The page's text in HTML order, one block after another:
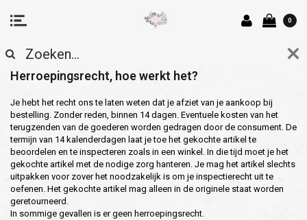
0
HERROEPINGSRECHT
Herroepingsrecht, hoe werkt het?
Je hebt het recht ons te laten weten dat je afziet van je aankoop bij
bestelling. Zonder reden, binnen 14 dagen. Eventuele kosten van het
terugzenden van de goederen worden gedragen door de consument. De
termijn van 14 kalenderdagen laat je toe het gekochte artikel te
beoordelen en te inspecteren zoals in een winkel. In die tijd moet je het
gekochte artikel met de nodige zorg hanteren. Je mag het artikel slechts
uitpakken voor zover het noodzakelijk is om je inspectierecht uit te
oefenen. Het gekochte artikel mag alleen in de originele staat worden
geretourneerd.
In sommige gevallen is er geen herroepingsrecht.